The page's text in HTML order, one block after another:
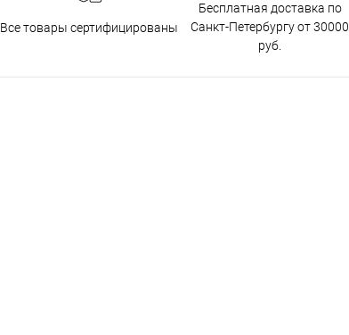
Все товары сертифицированы
Бесплатная доставка по
Санкт-Петербургу от 30000
руб.